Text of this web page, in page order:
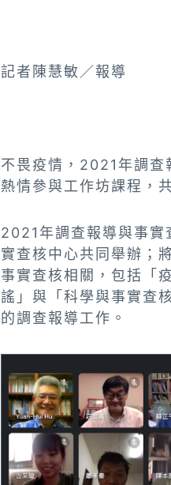
記者陳慧敏／報導
不畏疫情，2021年調查
熱情參與工作坊課程，
2021年調查報導與事實
實查核中心共同舉辦；
事實查核相關，包括「
謠」與「科學與事實查
的調查報導工作。